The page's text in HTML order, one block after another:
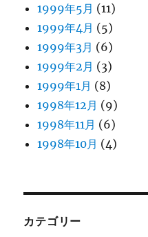
1999年5月 (11)
1999年4月 (5)
1999年3月 (6)
1999年2月 (3)
1999年1月 (8)
1998年12月 (9)
1998年11月 (6)
1998年10月 (4)
カテゴリー